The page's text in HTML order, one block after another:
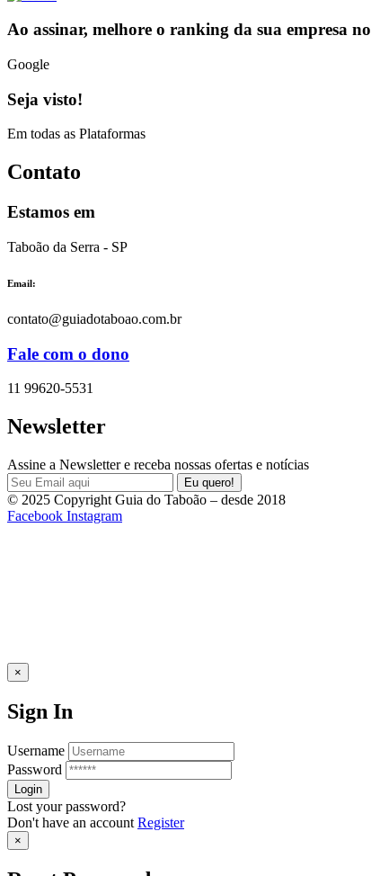
Ao assinar, melhore o ranking da sua empresa no
Google
Seja visto!
Em todas as Plataformas
Contato
Estamos em
Taboão da Serra - SP
Email:
contato@guiadotaboao.com.br
Fale com o dono
11 99620-5531
Newsletter
Assine a Newsletter e receba nossas ofertas e notícias
© 2025 Copyright Guia do Taboão – desde 2018
Facebook Instagram
×
Sign In
Username
Password
Lost your password?
Don't have an account Register
×